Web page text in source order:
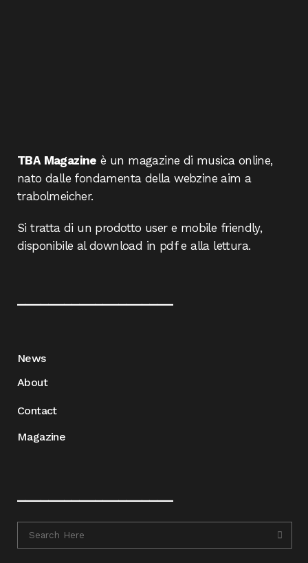
TBA Magazine è un magazine di musica online,
nato dalle fondamenta della webzine aim a
trabolmeicher.
Si tratta di un prodotto user e mobile friendly,
disponibile al download in pdf e alla lettura.
News
About
Contact
Magazine